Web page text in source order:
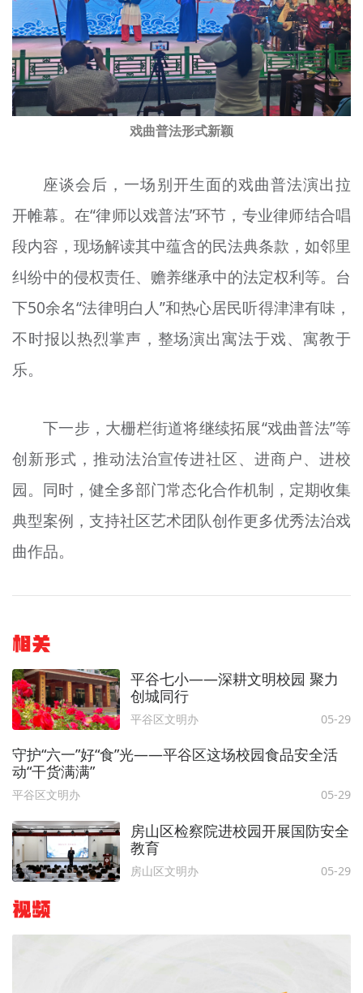
戏曲普法形式新颖
座谈会后，一场别开生面的戏曲普法演出拉
开帷幕。在“律师以戏普法”环节，专业律师结合唱
段内容，现场解读其中蕴含的民法典条款，如邻里
纠纷中的侵权责任、赡养继承中的法定权利等。台
下50余名“法律明白人”和热心居民听得津津有味，
不时报以热烈掌声，整场演出寓法于戏、寓教于
乐。
下一步，大栅栏街道将继续拓展“戏曲普法”等
创新形式，推动法治宣传进社区、进商户、进校
园。同时，健全多部门常态化合作机制，定期收集
典型案例，支持社区艺术团队创作更多优秀法治戏
曲作品。
相关
平谷七小——深耕文明校园 聚力
创城同行
平谷区文明办 05-29
守护“六一”好“食”光——平谷区这场校园食品安全活
动“干货满满”
平谷区文明办 05-29
房山区检察院进校园开展国防安全
教育
房山区文明办 05-29
视频